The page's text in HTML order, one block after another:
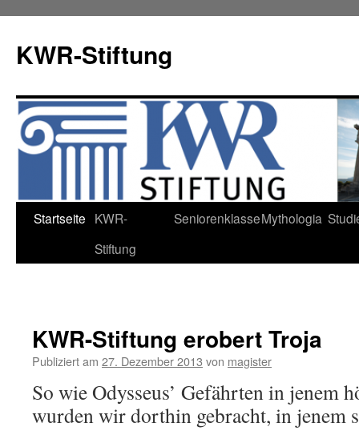
KWR-Stiftung
Zum
Startseite KWR-
Stiftung
SeniorenklasseMythologia
KWR-Stiftung erobert Troja
Publiziert am 27. Dezember 2013 von magister
So wie Odysseus’ Gefährten in jenem
wurden wir dorthin gebracht, in jenem